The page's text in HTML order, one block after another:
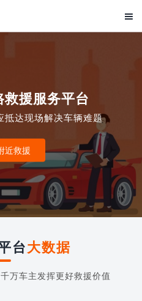

援服务平台
抵达现场解决车辆难题
近救援
台大数据
万车主发挥更好救援价值